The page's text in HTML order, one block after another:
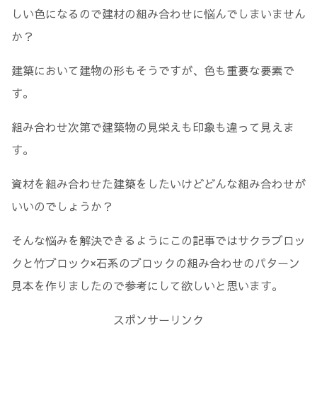
しい色になるので建材の組み合わせに悩んでしまいません
か？
建築において建物の形もそうですが、色も重要な要素で
す。
組み合わせ次第で建築物の見栄えも印象も違って見えま
す。
資材を組み合わせた建築をしたいけどどんな組み合わせが
いいのでしょうか？
そんな悩みを解決できるようにこの記事ではサクラブロッ
クと竹ブロック×石系のブロックの組み合わせのパターン
見本を作りましたので参考にして欲しいと思います。
スポンサーリンク